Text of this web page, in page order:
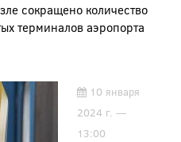
сокращено количество
терминалов аэропорта
10 января
2024 г. —
13:00